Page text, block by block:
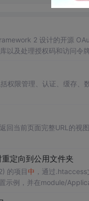
2 设计的开源
以及处理授权码和访问令牌
权限管理、认证、缓存、
回当前页面完整URL的视
定向到公用文件夹
的项目 中 ，通过
示例，并在module/